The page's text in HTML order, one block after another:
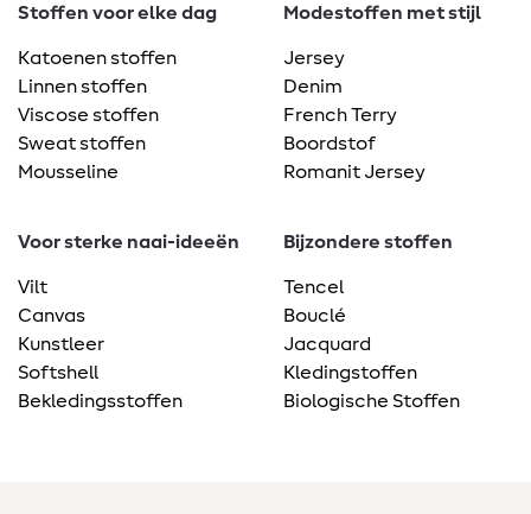
Stoffen voor elke dag
Katoenen stoffen
Linnen stoffen
Viscose stoffen
Sweat stoffen
Mousseline
Modestoffen met stijl
Jersey
Denim
French Terry
Boordstof
Romanit Jersey
Voor sterke naai-ideeën
Vilt
Canvas
Kunstleer
Softshell
Bekledingsstoffen
Bijzondere stoffen
Tencel
Bouclé
Jacquard
Kledingstoffen
Biologische Stoffen